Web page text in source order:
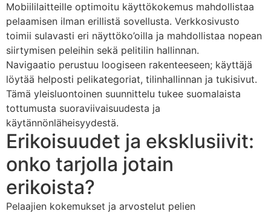
Mobiililaitteille optimoitu käyttökokemus mahdollistaa
pelaamisen ilman erillistä sovellusta. Verkkosivusto
toimii sulavasti eri näyttöko’oilla ja mahdollistaa nopean
siirtymisen peleihin sekä pelitilin hallinnan.
Navigaatio perustuu loogiseen rakenteeseen; käyttäjä
löytää helposti pelikategoriat, tilinhallinnan ja tukisivut.
Tämä yleisluontoinen suunnittelu tukee suomalaista
tottumusta suoraviivaisuudesta ja
käytännönläheisyydestä.
Erikoisuudet ja eksklusiivit:
onko tarjolla jotain
erikoista?
Pelaajien kokemukset ja arvostelut pelien